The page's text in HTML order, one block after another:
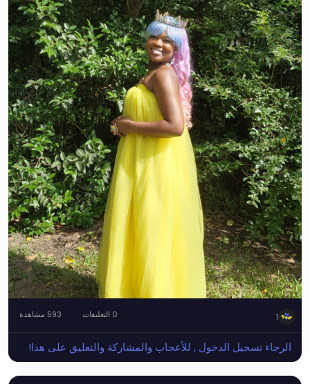
1
الرجاء تسجيل الدخول , للأعجاب والمشاركة والتعليق على هذا!